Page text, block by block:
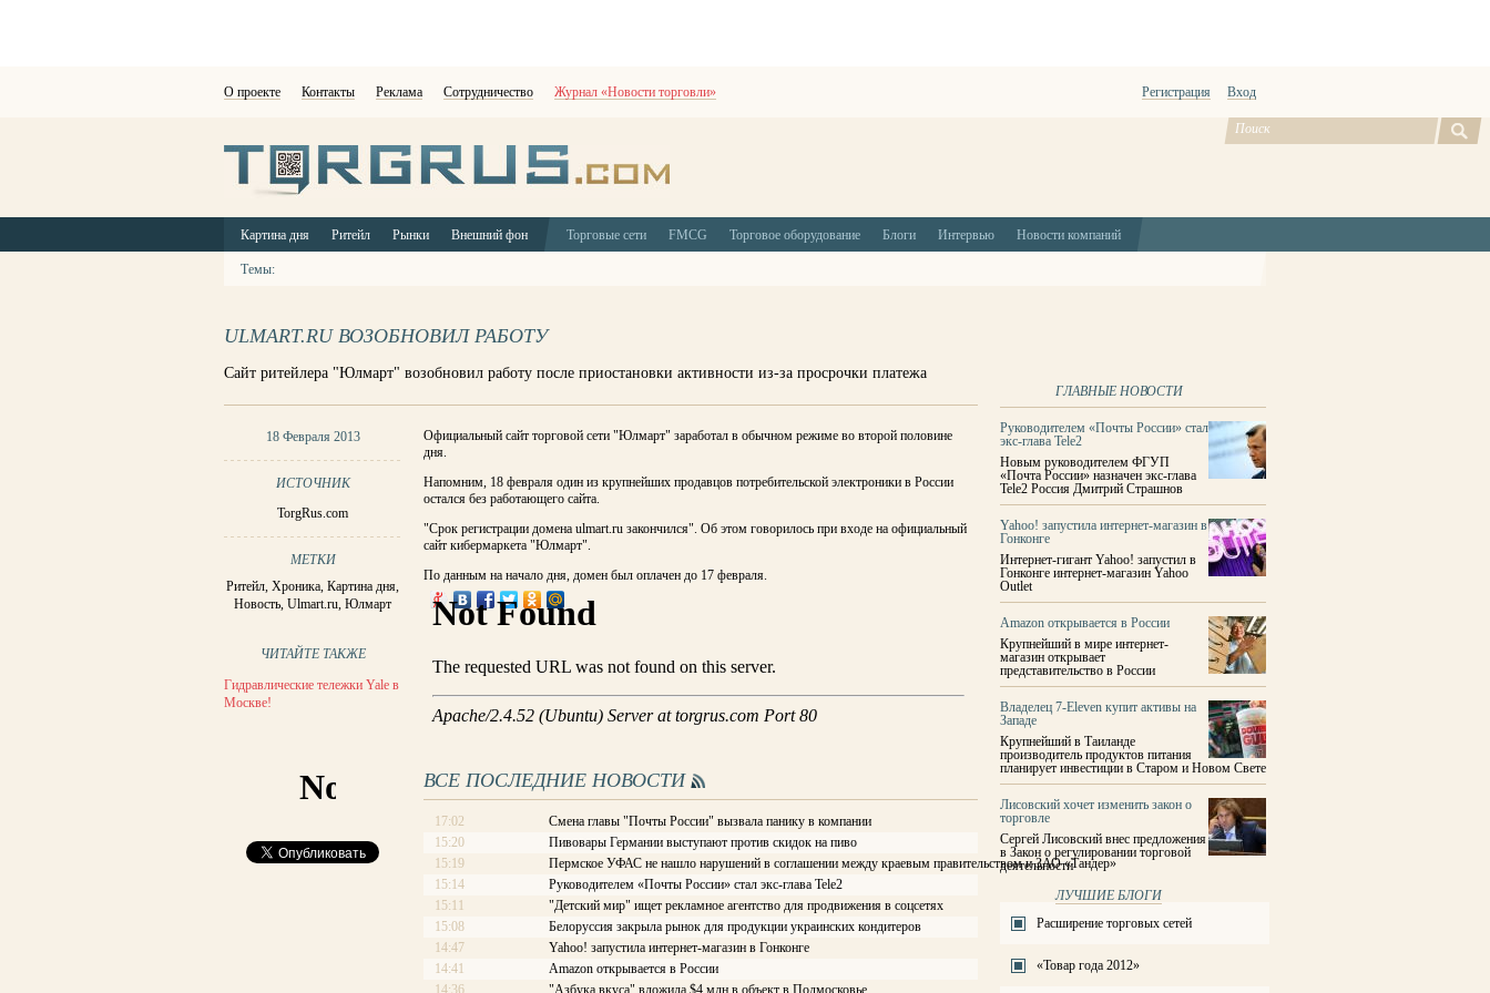
О проекте Контакты Реклама Сотрудничество Журнал «Новости торговли» Регистрация Вход
Картина дня Ритейл Рынки Внешний фон Торговые сети FMCG Торговое оборудование Блоги Интервью Новости компаний
Темы:
ULMART.RU ВОЗОБНОВИЛ РАБОТУ
Сайт ритейлера "Юлмарт" возобновил работу после приостановки активности из-за просрочки платежа
18 Февраля 2013
ИСТОЧНИК
TorgRus.com
МЕТКИ
Ритейл, Хроника, Картина дня,
Новость, Ulmart.ru, Юлмарт
ЧИТАЙТЕ ТАКЖЕ
Гидравлические тележки Yale в
Москве!
Официальный сайт торговой сети "Юлмарт" заработал в обычном режиме во второй половине
дня.
Напомним, 18 февраля один из крупнейших продавцов потребительской электроники в России
остался без работающего сайта.
"Срок регистрации домена ulmart.ru закончился". Об этом говорилось при входе на официальный
сайт кибермаркета "Юлмарт".
По данным на начало дня, домен был оплачен до 17 февраля.
ВСЕ ПОСЛЕДНИЕ НОВОСТИ
17:02
Смена главы "Почты России" вызвала панику в компании
15:20
Пивовары Германии выступают против скидок на пиво
15:19
Пермское УФАС не нашло нарушений в соглашении между краевым правительством и ЗАО «Тандер»
15:14
Руководителем «Почты России» стал экс-глава Tele2
15:11
"Детский мир" ищет рекламное агентство для продвижения в соцсетях
15:08
Белоруссия закрыла рынок для продукции украинских кондитеров
14:47
Yahoo! запустила интернет-магазин в Гонконге
14:41
Amazon открывается в России
14:36
"Азбука вкуса" вложила $4 млн в объект в Подмосковье
ГЛАВНЫЕ НОВОСТИ
Руководителем «Почты России» стал
экс-глава Tele2
Новым руководителем ФГУП
«Почта России» назначен экс-глава
Tele2 Россия Дмитрий Страшнов
Yahoo! запустила интернет-магазин в
Гонконге
Интернет-гигант Yahoo! запустил в
Гонконге интернет-магазин Yahoo
Outlet
Amazon открывается в России
Крупнейший в мире интернет-
магазин открывает
представительство в России
Владелец 7-Eleven купит активы на
Западе
Крупнейший в Таиланде
производитель продуктов питания
планирует инвестиции в Старом и Новом Свете
Лисовский хочет изменить закон о
торговле
Сергей Лисовский внес предложения
в Закон о регулировании торговой
деятельности
ЛУЧШИЕ БЛОГИ
Расширение торговых сетей
«Товар года 2012»